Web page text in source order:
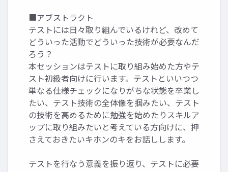
■アブストラクト
テストには日々取り組んでいるけれど、改めて
どういった活動でどういった技術が必要なんだ
ろう？
本セッションはテストに取り組み始めた方やテ
スト初級者向けに行います。テストといいつつ
単なる仕様チェックになりがちな状態を卒業し
たい、テスト技術の全体像を掴みたい、テスト
の技術を高めるために勉強を始めたりスキルア
ップに取り組みたいと考えている方向けに、押
さえておきたいキホンのキをお話しします。
テストを行なう意義を振り返り、テストに必要